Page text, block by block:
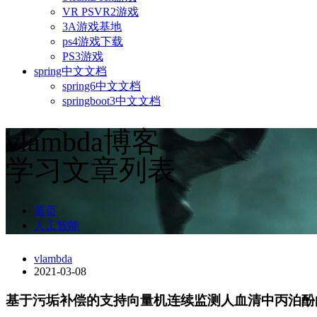
VR PSVR2游戏
3A游戏基地
ps4游戏下载
PS3游戏
spring中文文档
spring6中文文档
springboot3中文文档
vlambda博客
学习文章列表
首页
人工智能
vlambda
2021-03-08
基于污垢补偿的支持向量机连续监测人血清中丙泊